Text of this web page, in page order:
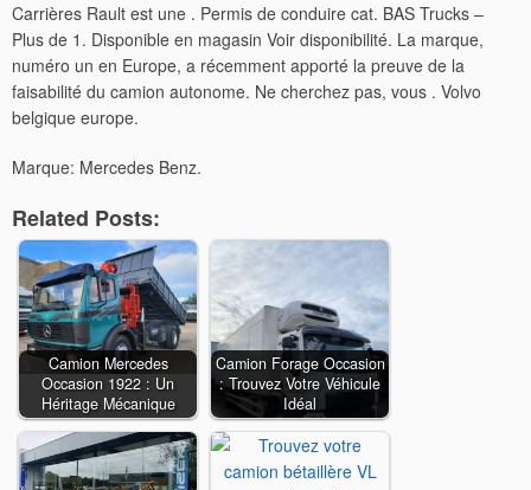
Carrières Rault est une . Permis de conduire cat. BAS Trucks –
Plus de 1. Disponible en magasin Voir disponibilité. La marque,
numéro un en Europe, a récemment apporté la preuve de la
faisabilité du camion autonome. Ne cherchez pas, vous . Volvo
belgique europe.
Marque: Mercedes Benz.
Related Posts:
Camion Mercedes
Occasion 1922 : Un
Héritage Mécanique
Camion Forage Occasion
: Trouvez Votre Véhicule
Idéal